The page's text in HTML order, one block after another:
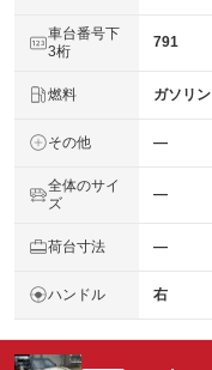
車台番号下
3桁
791
燃料 ガソリン
その他 ―
全体のサイ
ズ
―
荷台寸法 ―
ハンドル 右